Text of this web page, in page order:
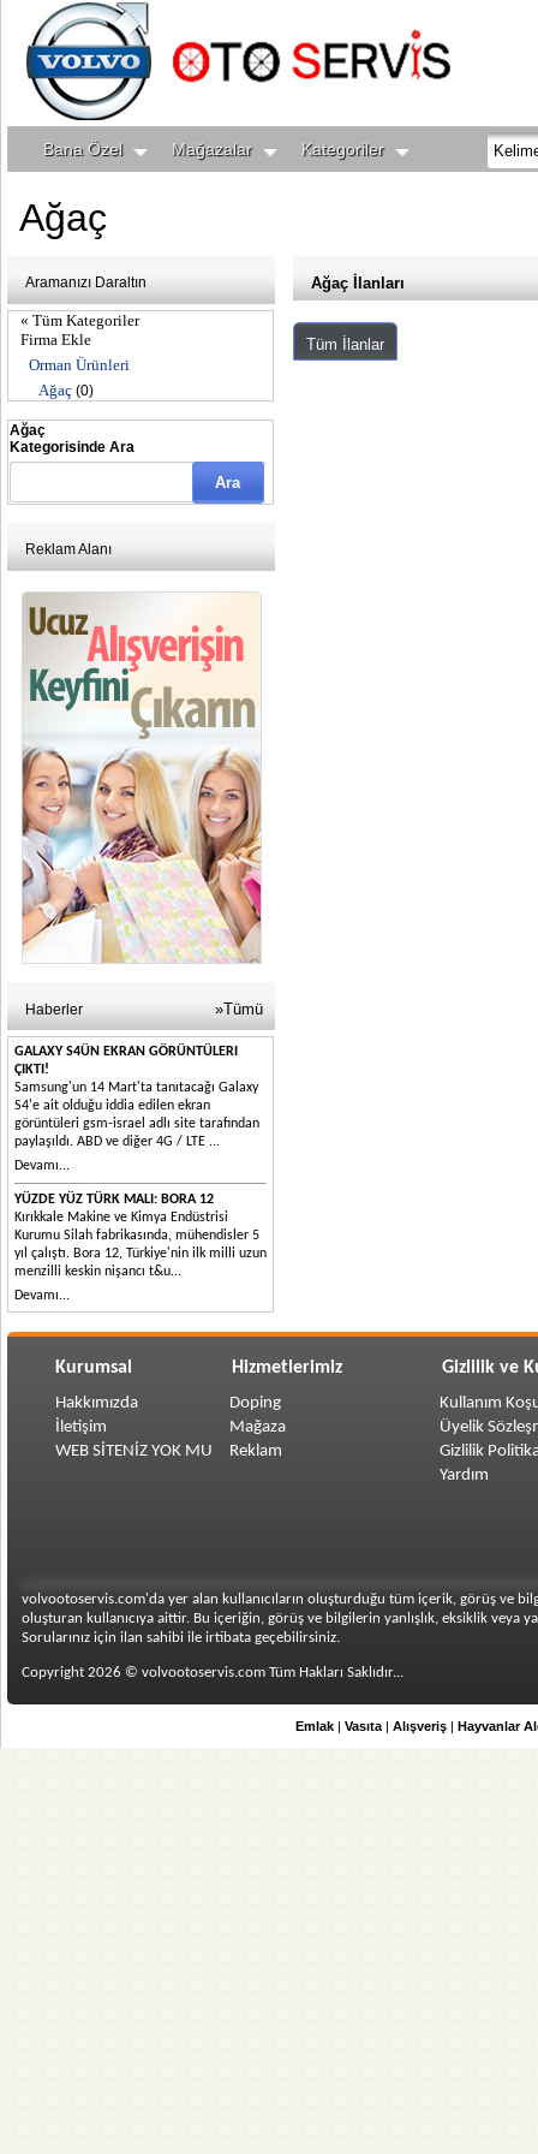
Bana Özel Mağazalar Kategoriler
Ağaç
Aramanızı Daraltın
« Tüm Kategoriler
Firma Ekle
Orman Ürünleri
Ağaç (0)
Ağaç
Kategorisinde Ara
Reklam Alanı
Haberler »Tümü
GALAXY S4ÜN EKRAN GÖRÜNTÜLERI
ÇIKTI!
Samsung'un 14 Mart'ta tanıtacağı Galaxy
S4'e ait olduğu iddia edilen ekran
görüntüleri gsm-israel adlı site tarafından
paylaşıldı. ABD ve diğer 4G / LTE ...
Devamı...
YÜZDE YÜZ TÜRK MALI: BORA 12
Kırıkkale Makine ve Kimya Endüstrisi
Kurumu Silah fabrikasında, mühendisler 5
yıl çalıştı. Bora 12, Türkiye'nin ilk milli uzun
menzilli keskin nişancı t&u...
Devamı...
Ağaç İlanları
Tüm İlanlar
Kurumsal Hizmetlerimiz Gizlilik ve
Hakkımızda
İletişim
WEB SİTENİZ YOK MU
Doping
Mağaza
Reklam
Kullanım
Üyelik
Gizlilik
Yardım
volvootoservis.com'da yer alan kullanıcıların oluşturduğu tüm içerik, görüş ve
oluşturan kullanıcıya aittir. Bu içeriğin, görüş ve bilgilerin yanlışlık, eksiklik veya
Sorularınız için ilan sahibi ile irtibata geçebilirsiniz.
Copyright 2026 © volvootoservis.com Tüm Hakları Saklıdır...
Emlak |Vasıta |Alışveriş |Hayvanlar